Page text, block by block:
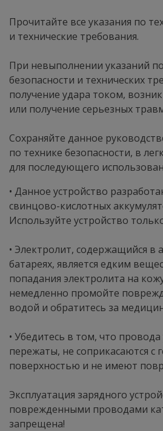
Прочитайте все указания по
и технические требования.
При невыполнении указаний
безопасности и технических
получение удара током,
или получение серьезных
Сохраняйте данное
по технике безопасности, в
для последующего
• Данное устройство
свинцово-кислотных
Используйте устройство
• Электролит, содержащийся в
батареях, является едким
попадания электролита на
немедленно промойте
водой и обратитесь за
• Убедитесь в том, что провода
пережаты, не соприкасаются с
поверхностью и не имеют
Эксплуатация зарядного
поврежденными проводами
запрещена!